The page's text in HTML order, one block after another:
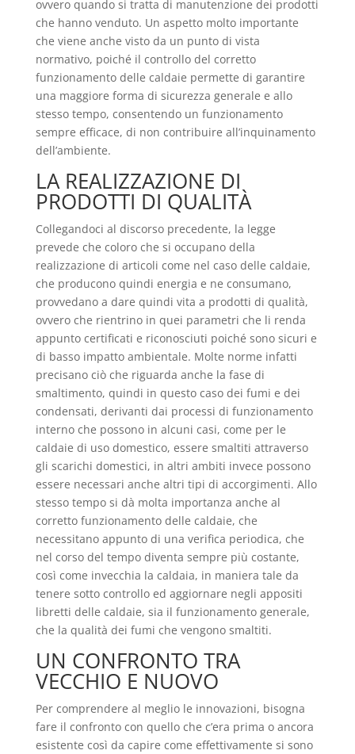
ovvero quando si tratta di manutenzione dei prodotti
che hanno venduto. Un aspetto molto importante
che viene anche visto da un punto di vista
normativo, poiché il controllo del corretto
funzionamento delle caldaie permette di garantire
una maggiore forma di sicurezza generale e allo
stesso tempo, consentendo un funzionamento
sempre efficace, di non contribuire all’inquinamento
dell’ambiente.
LA REALIZZAZIONE DI
PRODOTTI DI QUALITÀ
Collegandoci al discorso precedente, la legge
prevede che coloro che si occupano della
realizzazione di articoli come nel caso delle caldaie,
che producono quindi energia e ne consumano,
provvedano a dare quindi vita a prodotti di qualità,
ovvero che rientrino in quei parametri che li renda
appunto certificati e riconosciuti poiché sono sicuri e
di basso impatto ambientale. Molte norme infatti
precisano ciò che riguarda anche la fase di
smaltimento, quindi in questo caso dei fumi e dei
condensati, derivanti dai processi di funzionamento
interno che possono in alcuni casi, come per le
caldaie di uso domestico, essere smaltiti attraverso
gli scarichi domestici, in altri ambiti invece possono
essere necessari anche altri tipi di accorgimenti. Allo
stesso tempo si dà molta importanza anche al
corretto funzionamento delle caldaie, che
necessitano appunto di una verifica periodica, che
nel corso del tempo diventa sempre più costante,
così come invecchia la caldaia, in maniera tale da
tenere sotto controllo ed aggiornare negli appositi
libretti delle caldaie, sia il funzionamento generale,
che la qualità dei fumi che vengono smaltiti.
UN CONFRONTO TRA
VECCHIO E NUOVO
Per comprendere al meglio le innovazioni, bisogna
fare il confronto con quello che c’era prima o ancora
esistente così da capire come effettivamente si sono